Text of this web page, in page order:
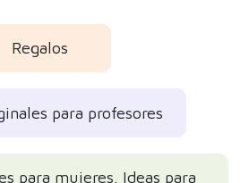
Regalos
para profesores
para mujeres. Ideas para